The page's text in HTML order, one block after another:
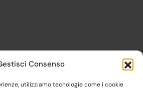
Consenso
utilizziamo tecnologie come i cookie